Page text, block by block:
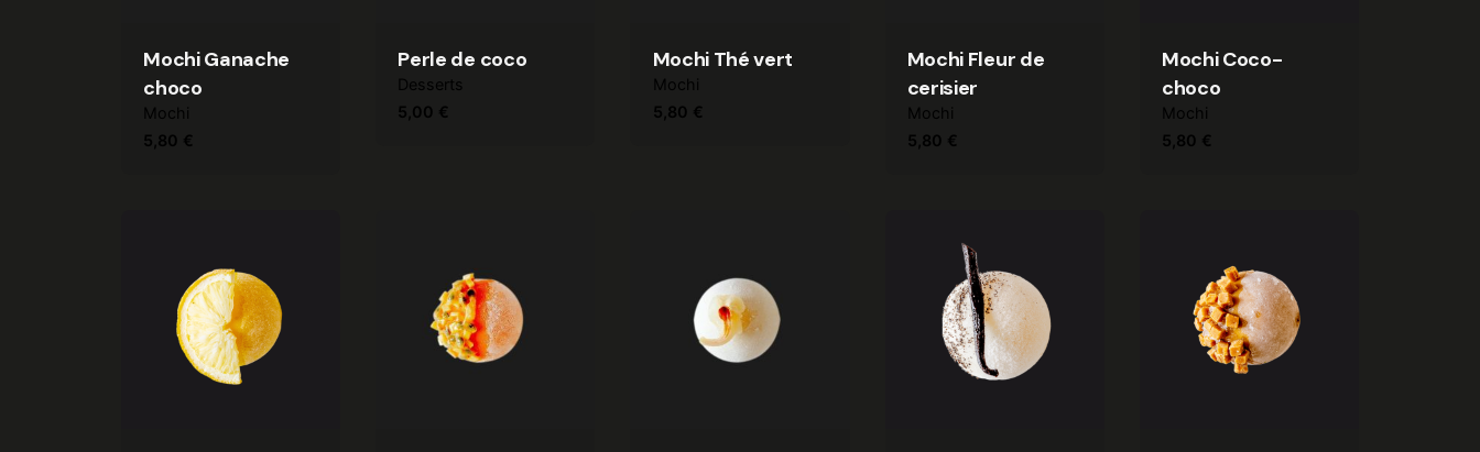
Mochi Ganache
choco
Mochi
5,80 €
Perle de coco
Desserts
5,00 €
Mochi Thé vert
Mochi
5,80 €
Mochi Fleur de
cerisier
Mochi
5,80 €
Mochi Coco-
choco
Mochi
5,80 €